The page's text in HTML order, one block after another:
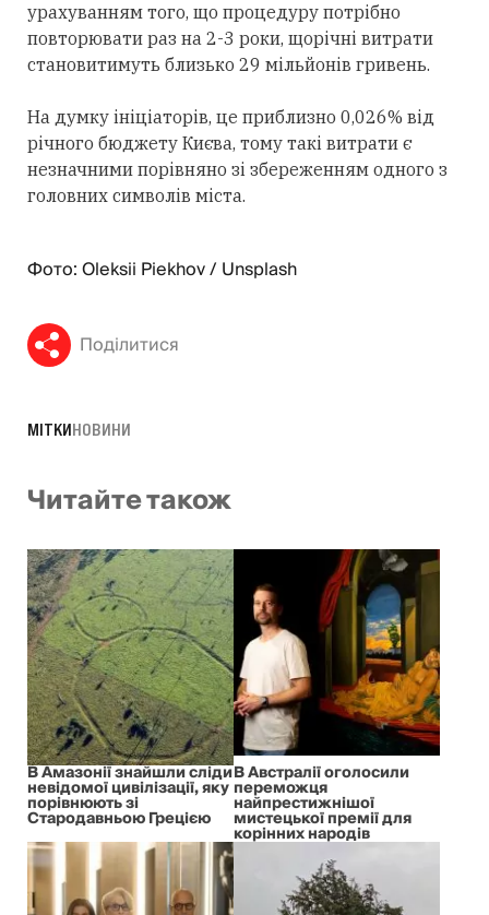
урахуванням того, що процедуру потрібно
повторювати раз на 2-3 роки, щорічні витрати
становитимуть близько 29 мільйонів гривень.
На думку ініціаторів, це приблизно 0,026% від
річного бюджету Києва, тому такі витрати є
незначними порівняно зі збереженням одного з
головних символів міста.
Фото: Oleksii Piekhov / Unsplash
Поділитися
МІТКИНОВИНИ
Читайте також
В Амазонії знайшли сліди
невідомої цивілізації, яку
порівнюють зі
Стародавньою Грецією
В Австралії оголосили
переможця
найпрестижнішої
мистецької премії для
корінних народів